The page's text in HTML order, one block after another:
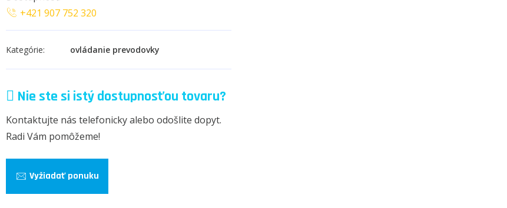
+421 907 752 320
Kategórie: ovládanie prevodovky
Nie ste si istý dostupnosťou tovaru?
Kontaktujte nás telefonicky alebo odošlite dopyt.
Radi Vám pomôžeme!
Vyžiadať ponuku